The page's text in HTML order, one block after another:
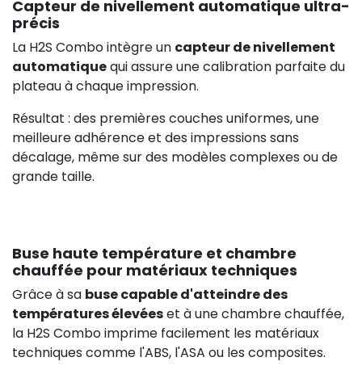
Capteur de nivellement automatique ultra-
précis
La H2S Combo intègre un capteur de nivellement
automatiquequi assure une calibration parfaite du
plateau à chaque impression.
Résultat : des premières couches uniformes, une
meilleure adhérence et des impressions sans
décalage, même sur des modèles complexes ou de
grande taille.
Buse haute température et chambre
chauffée pour matériaux techniques
Grâce à sa buse capable d'atteindre des
températures élevéeset à une chambre chauffée,
la H2S Combo imprime facilement les matériaux
techniques comme l'ABS, l'ASA ou les composites.